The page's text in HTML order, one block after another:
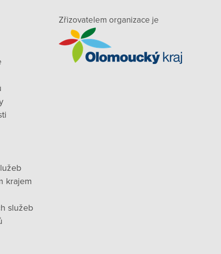
krajem
služeb
Zřizovatelem organizace je